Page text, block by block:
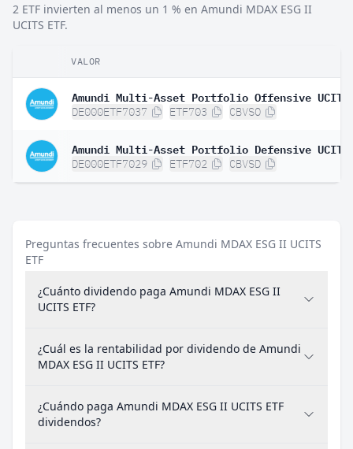
2 ETF invierten al menos un 1 % en Amundi MDAX ESG II
UCITS ETF.
VALOR
DE000ETF7037 ETF703 CBVSO
DE000ETF7029 ETF702 CBVSD
Preguntas frecuentes sobre Amundi MDAX ESG II UCITS
ETF
¿Cuánto dividendo paga Amundi MDAX ESG II
UCITS ETF?
¿Cuál es la rentabilidad por dividendo de Amundi
MDAX ESG II UCITS ETF?
¿Cuándo paga Amundi MDAX ESG II UCITS ETF
dividendos?